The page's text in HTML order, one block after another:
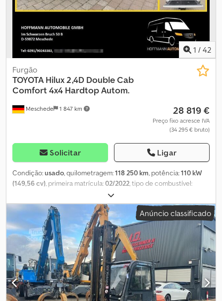
Altura de construção: 285 cm Entre em contato com Tobias Ebert
1 / 42
Meschede 1 847 km
Furgão
TOYOTA Hilux 2,4D Double Cab
Comfort 4x4 Hardtop Autom.
28 819 €
Preço fixo acresce IVA
(34 295 € bruto)
Solicitar Ligar
Condição:usado, quilometragem:118 250 km, potência:110 kW
(149,56 cv), primeira matrícula:02/2022, tipo de combustível:
, próxima inspeção (TÜV):
branco, tipo de engrenagem:automático, classe de emissão:
, número de lugares:5, comprimento total:5 350 mm,
largura total:1 855 mm , altura total:1 815 mm, Ano de fabrico:
2022, Equipamento:ABS, aquecedor estacionário, ar
condicionado, fecho centralizado, filtro de partículas,
programa eletrónico de estabilidade (ESP), sistema de
navegação, tração integral
, TOYOTA Hilux Double Cab Comfort
4x4 3,2t com capota rígida e aquecimento auxiliar Anúncio
número 6120 - Pode ser conduzido com carta de condução
classe B/BE (matrícula de veículo pesado) - Peso bruto permitido
Anúncio classificado